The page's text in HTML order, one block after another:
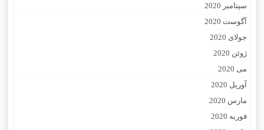
سپتامبر 2020
آگوست 2020
جولای 2020
ژوئن 2020
می 2020
آوریل 2020
مارس 2020
فوریه 2020